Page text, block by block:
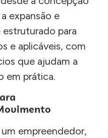
expansão e
estruturado para
e aplicáveis, com
que ajudam a
em prática.
empreendedor,